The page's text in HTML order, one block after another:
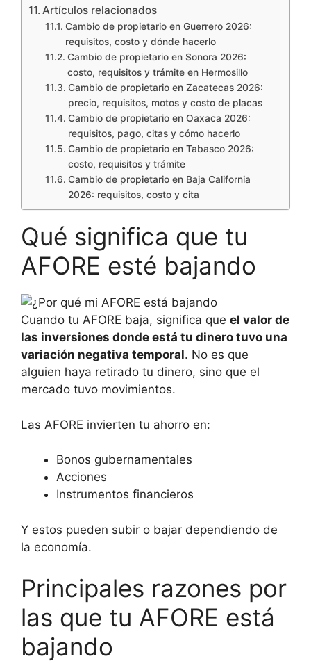
Artículos relacionados
Cambio de propietario en Guerrero 2026:
requisitos, costo y dónde hacerlo
Cambio de propietario en Sonora 2026:
costo, requisitos y trámite en Hermosillo
Cambio de propietario en Zacatecas 2026:
precio, requisitos, motos y costo de placas
Cambio de propietario en Oaxaca 2026:
requisitos, pago, citas y cómo hacerlo
Cambio de propietario en Tabasco 2026:
costo, requisitos y trámite
Cambio de propietario en Baja California
2026: requisitos, costo y cita
Qué significa que tu
AFORE esté bajando
Cuando tu AFORE baja, significa que el valor de
las inversiones donde está tu dinero tuvo una
variación negativa temporal. No es que
alguien haya retirado tu dinero, sino que el
mercado tuvo movimientos.
Las AFORE invierten tu ahorro en:
Bonos gubernamentales
Acciones
Instrumentos financieros
Y estos pueden subir o bajar dependiendo de
la economía.
Principales razones por
las que tu AFORE está
bajando